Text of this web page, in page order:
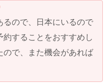
るので、日本にいるので
することをおすすめし
ので、また機会があれば